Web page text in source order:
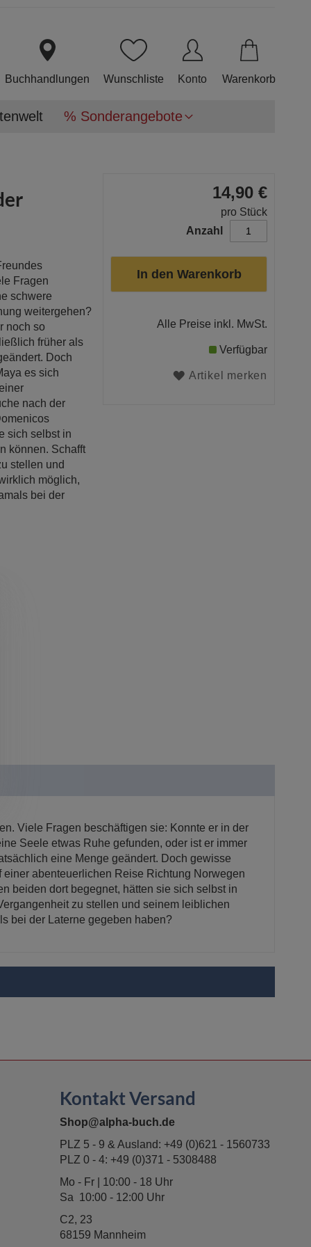
Buchhandlungen Wunschliste Konto Warenkorb
% Sonderangebote
Fragen
schwere
weitergehen?
noch so
früher als
Doch
es sich
nach der
sich selbst in
können. Schafft
stellen und
möglich,
bei der
14,90 €
pro Stück
Anzahl
In den Warenkorb
Alle Preise inkl. MwSt.
Verfügbar
Artikel merken
Viele Fragen beschäftigen sie: Konnte er in der
Seele etwas Ruhe gefunden, oder ist er immer
eine Menge geändert. Doch gewisse
abenteuerlichen Reise Richtung Norwegen
beiden dort begegnet, hätten sie sich selbst in
zu stellen und seinem leiblichen
bei der Laterne gegeben haben?
Kontakt Versand
Shop@alpha-buch.de
PLZ 5 - 9 & Ausland: +49 (0)621 - 1560733
PLZ 0 - 4: +49 (0)371 - 5308488
Mo - Fr | 10:00 - 18 Uhr
Sa 10:00 - 12:00 Uhr
C2, 23
68159 Mannheim